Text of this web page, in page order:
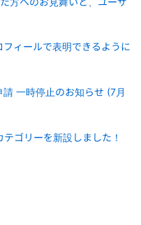
フィールで表明できるように
一時停止のお知らせ (7月
ゴリーを新設しました！